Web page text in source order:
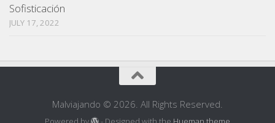
Sofisticación
JULY 17, 2022
Malviajando © 2026. All Rights Reserved.